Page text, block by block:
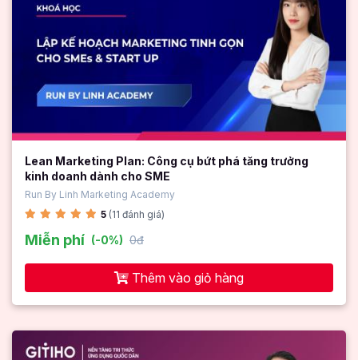
Lean Marketing Plan: Công cụ bứt phá tăng trưởng
kinh doanh dành cho SME
Run By Linh Marketing Academy
5 (11 đánh giá)
Miễn phí (-0%) 0đ
Thêm vào giỏ hàng